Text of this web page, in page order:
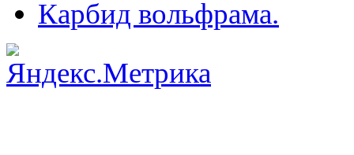
Карбид вольфрама.